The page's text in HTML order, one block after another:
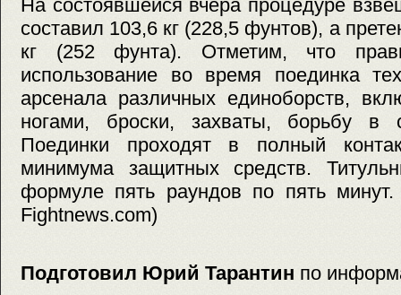
На состоявшейся вчера процедуре
составил 103,6 кг (228,5 фунтов), а
кг (252 фунта). Отметим, что
использование во время поединка
арсенала различных единоборств,
ногами, броски, захваты, борьбу в
Поединки проходят в полный
минимума защитных средств.
формуле пять раундов по пять
Fightnews.com)
Подготовил Юрий Тарантин по